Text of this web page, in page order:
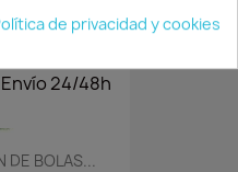
24/48h
DE BOLAS...
de privacidad y cookies